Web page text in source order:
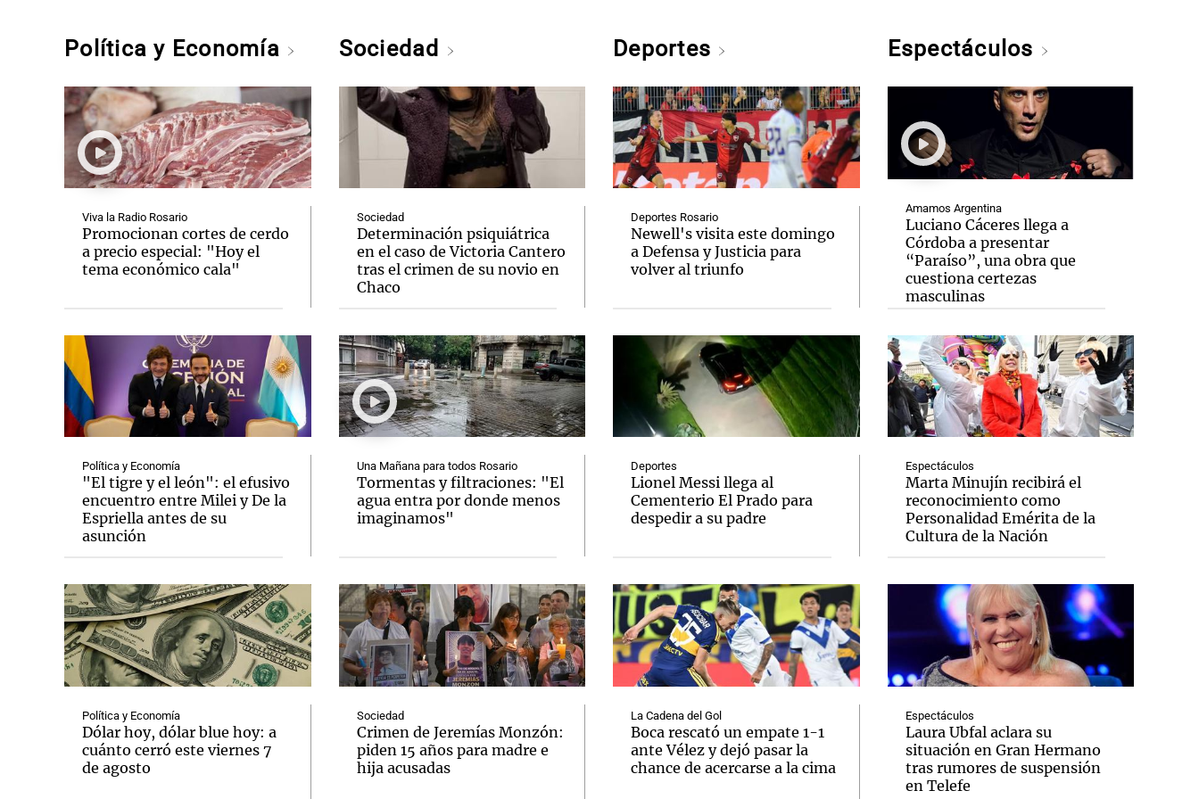
Política y Economía
Viva la Radio Rosario
Promocionan cortes de cerdo
a precio especial: "Hoy el
tema económico cala"
Política y Economía
"El tigre y el león": el efusivo
encuentro entre Milei y De la
Espriella antes de su
asunción
Política y Economía
Dólar hoy, dólar blue hoy: a
cuánto cerró este viernes 7
de agosto
Sociedad
Sociedad
Determinación psiquiátrica
en el caso de Victoria Cantero
tras el crimen de su novio en
Chaco
Una Mañana para todos Rosario
Tormentas y filtraciones: "El
agua entra por donde menos
imaginamos"
Sociedad
Crimen de Jeremías Monzón:
piden 15 años para madre e
hija acusadas
Deportes
Deportes Rosario
Newell's visita este domingo
a Defensa y Justicia para
volver al triunfo
Deportes
Lionel Messi llega al
Cementerio El Prado para
despedir a su padre
La Cadena del Gol
Boca rescató un empate 1-1
ante Vélez y dejó pasar la
chance de acercarse a la cima
Espectáculos
Amamos Argentina
Luciano Cáceres llega a
Córdoba a presentar
“Paraíso”, una obra que
cuestiona certezas
masculinas
Espectáculos
Marta Minujín recibirá el
reconocimiento como
Personalidad Emérita de la
Cultura de la Nación
Espectáculos
Laura Ubfal aclara su
situación en Gran Hermano
tras rumores de suspensión
en Telefe
Notas Notas
El huracán de Arequito Cadena 3 en Groenlandia
Notas